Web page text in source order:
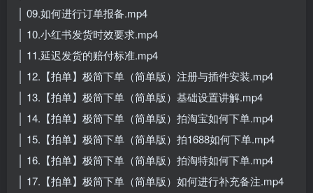
│ 09.如何进行订单报备.mp4
│ 10.小红书发货时效要求.mp4
│ 11.延迟发货的赔付标准.mp4
│ 12.【拍单】极简下单（简单版）注册与插件安装.mp4
│ 13.【拍单】极简下单（简单版）基础设置讲解.mp4
│ 14.【拍单】极简下单（简单版）拍淘宝如何下单.mp4
│ 15.【拍单】极简下单（简单版）拍1688如何下单.mp4
│ 16.【拍单】极简下单（简单版）拍淘特如何下单.mp4
│ 17.【拍单】极简下单（简单版）如何进行补充备注.mp4